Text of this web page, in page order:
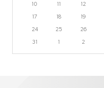
10
11 12
17
18 19
24
25 26
31
1 2